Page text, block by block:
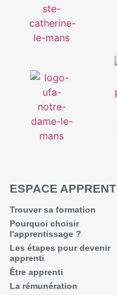
ESPACE
Trouver sa formation
Pourquoi choisir
l'apprentissage ?
Les étapes pour devenir
apprenti
Être apprenti
La rémunération